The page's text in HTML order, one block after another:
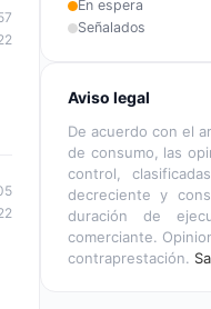
En espera
Señalados
Aviso legal
De acuerdo con el
de consumo, las
control,
decreciente y
duración de
comerciante.
contraprestación.